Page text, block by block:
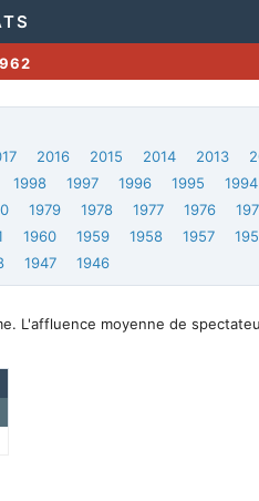
2016 2015 2014 2013
1998 1997 1996 1995 1994
1979 1978 1977 1976
1960 1959 1958 1957
1947 1946
L'affluence moyenne de